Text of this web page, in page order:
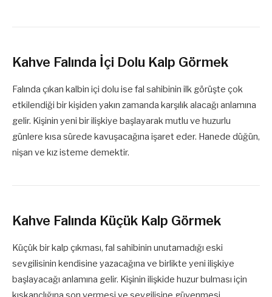
Kahve Falında İçi Dolu Kalp Görmek
Falında çıkan kalbin içi dolu ise fal sahibinin ilk görüşte çok
etkilendiği bir kişiden yakın zamanda karşılık alacağı anlamına
gelir. Kişinin yeni bir ilişkiye başlayarak mutlu ve huzurlu
günlere kısa sürede kavuşacağına işaret eder. Hanede düğün,
nişan ve kız isteme demektir.
Kahve Falında Küçük Kalp Görmek
Küçük bir kalp çıkması, fal sahibinin unutamadığı eski
sevgilisinin kendisine yazacağına ve birlikte yeni ilişkiye
başlayacağı anlamına gelir. Kişinin ilişkide huzur bulması için